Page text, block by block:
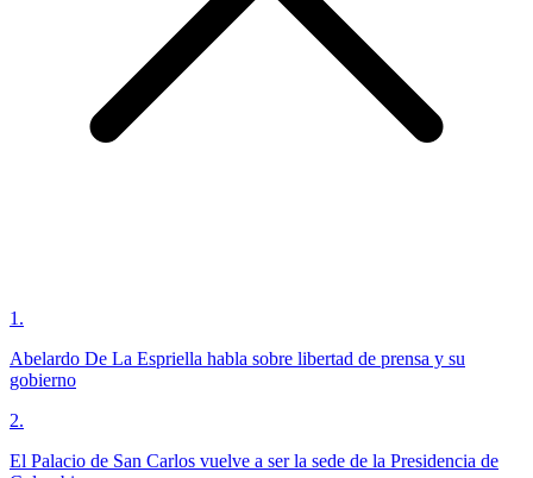
1 .
Abelardo De La Espriella habla sobre libertad de prensa y su
gobierno
2.
El Palacio de San Carlos vuelve a ser la sede de la Presidencia de